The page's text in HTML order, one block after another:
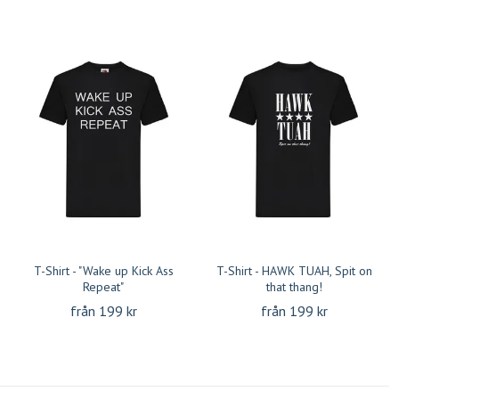
T-Shirt - "Wake up Kick Ass
Repeat"
från 199 kr
T-Shirt - HAWK TUAH, Spit on
that thang!
från 199 kr